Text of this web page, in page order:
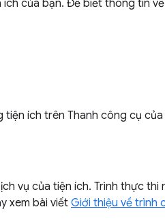
của bạn. Để biết thông tin
tiện ích trên Thanh công cụ
vụ của tiện ích. Trình thực thi
xem bài viết Giới thiệu về trình